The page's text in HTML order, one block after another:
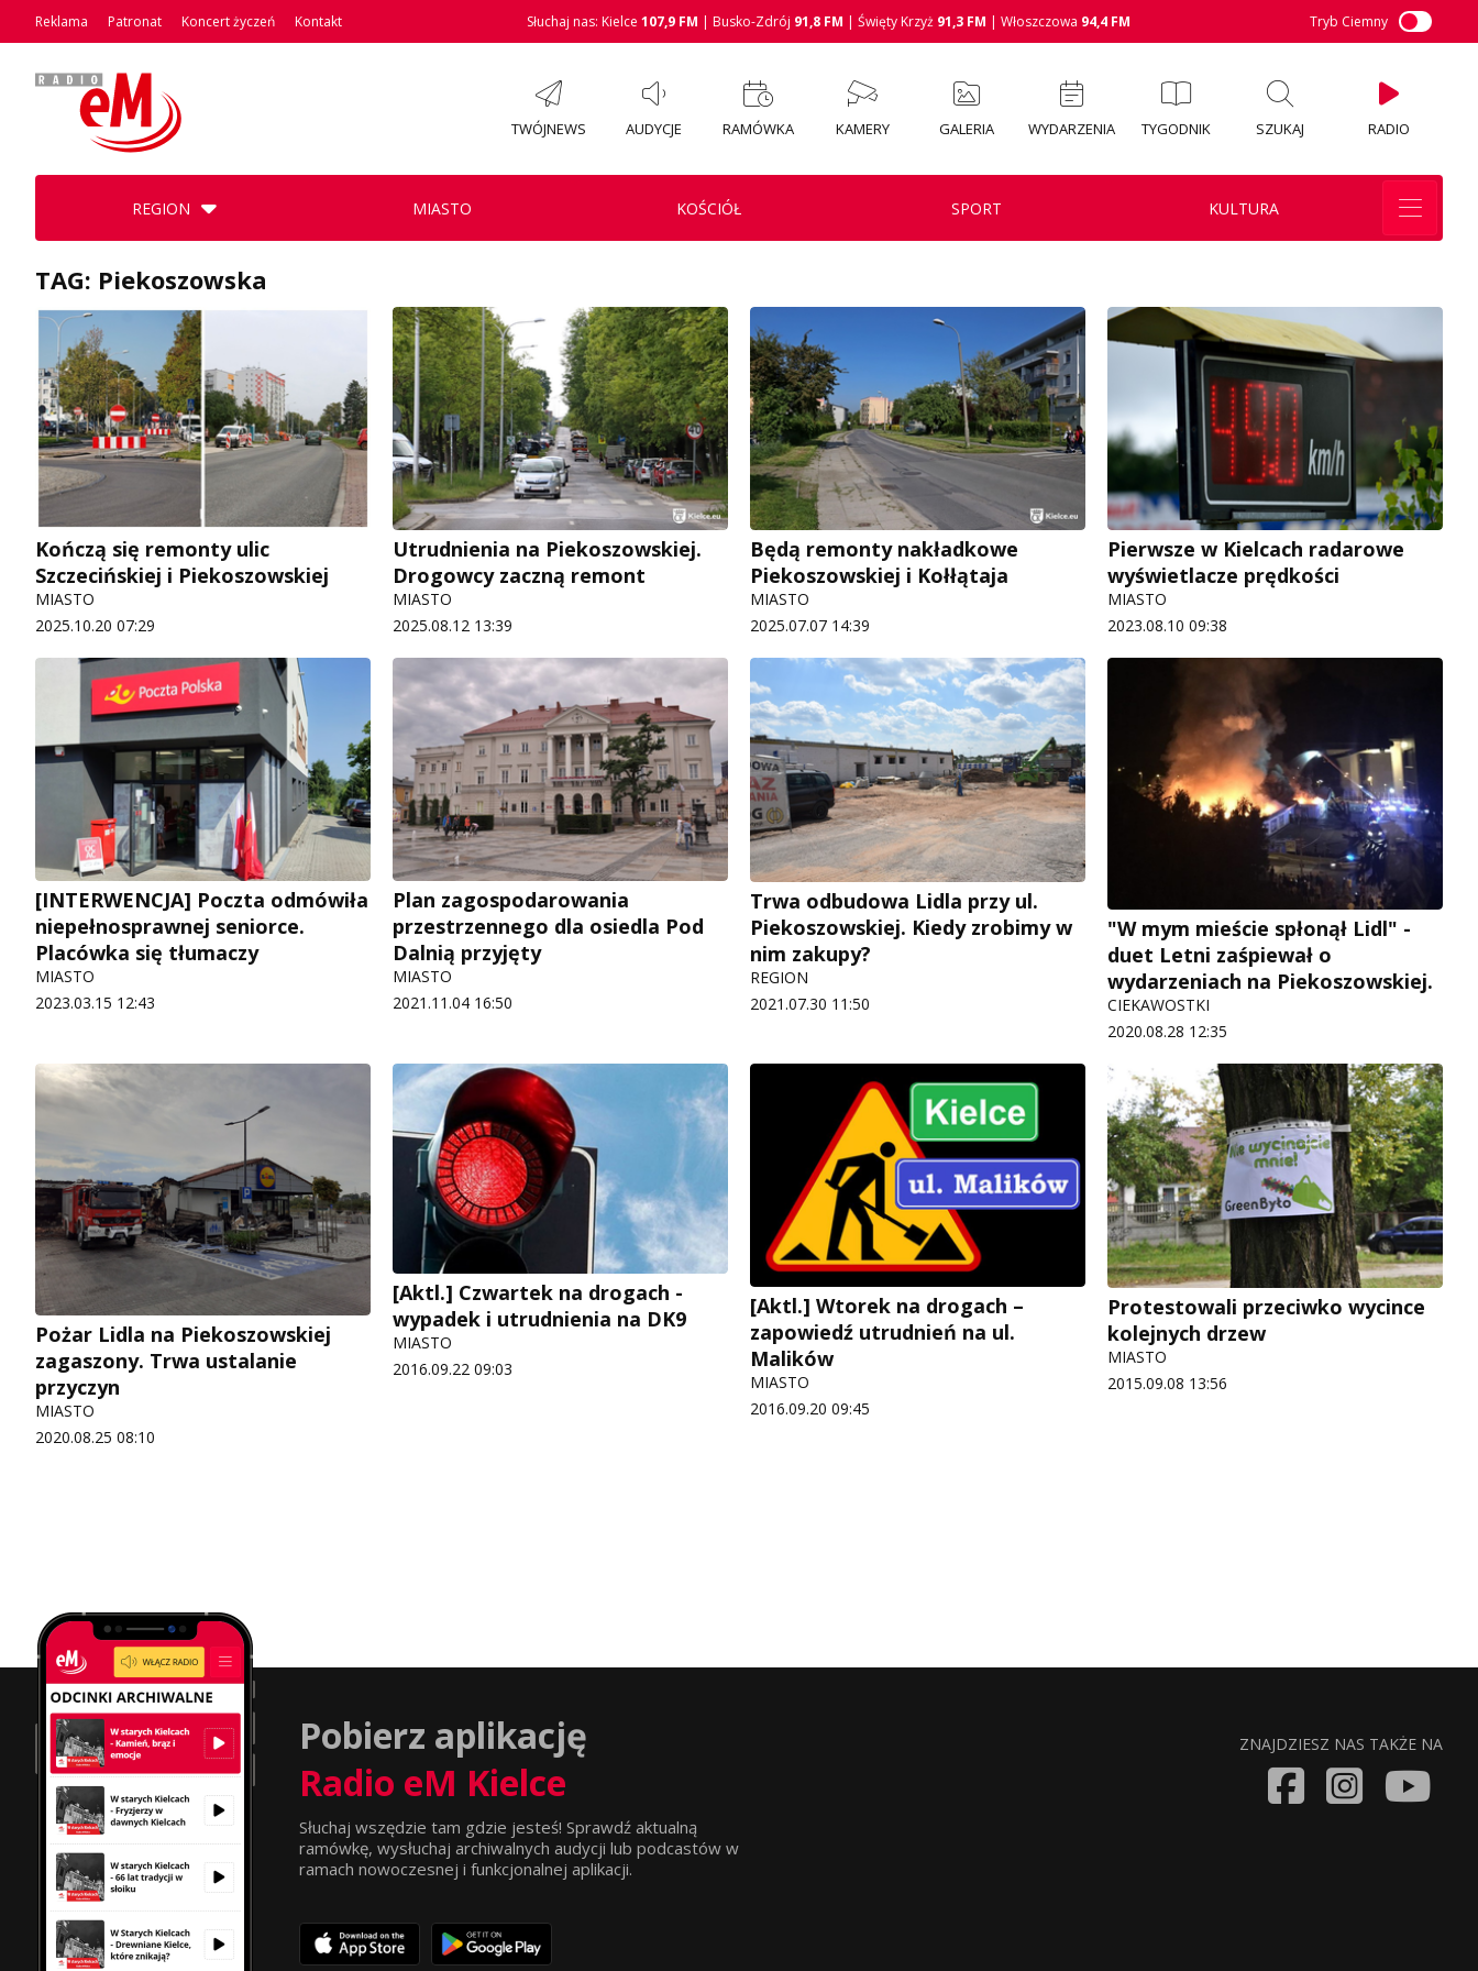
Reklama Patronat Koncert życzeń Kontakt Słuchaj nas: Kielce 107,9 FM | Busko-Zdrój 91,8 FM | Święty Krzyż 91,3 FM | Włoszczowa 94,4 FM Tryb Ciemny
TWÓJNEWS AUDYCJE RAMÓWKA KAMERY GALERIA WYDARZENIA TYGODNIK SZUKAJ RADIO
REGION MIASTO KOŚCIÓŁ SPORT KULTURA
TAG: Piekoszowska
Kończą się remonty ulic
Szczecińskiej i Piekoszowskiej
MIASTO
2025.10.20 07:29
Utrudnienia na Piekoszowskiej.
Drogowcy zaczną remont
MIASTO
2025.08.12 13:39
Będą remonty nakładkowe
Piekoszowskiej i Kołłątaja
MIASTO
2025.07.07 14:39
Pierwsze w Kielcach radarowe
wyświetlacze prędkości
MIASTO
2023.08.10 09:38
[INTERWENCJA] Poczta odmówiła
niepełnosprawnej seniorce.
Placówka się tłumaczy
MIASTO
2023.03.15 12:43
Plan zagospodarowania
przestrzennego dla osiedla Pod
Dalnią przyjęty
MIASTO
2021.11.04 16:50
Trwa odbudowa Lidla przy ul.
Piekoszowskiej. Kiedy zrobimy w
nim zakupy?
REGION
2021.07.30 11:50
"W mym mieście spłonął Lidl" -
duet Letni zaśpiewał o
wydarzeniach na Piekoszowskiej.
CIEKAWOSTKI
2020.08.28 12:35
Pożar Lidla na Piekoszowskiej
zagaszony. Trwa ustalanie
przyczyn
MIASTO
2020.08.25 08:10
[Aktl.] Czwartek na drogach -
wypadek i utrudnienia na DK9
MIASTO
2016.09.22 09:03
[Aktl.] Wtorek na drogach –
zapowiedź utrudnień na ul.
Malików
MIASTO
2016.09.20 09:45
Protestowali przeciwko wycince
kolejnych drzew
MIASTO
2015.09.08 13:56
Pobierz aplikację
Radio eM Kielce
Słuchaj wszędzie tam gdzie jesteś! Sprawdź aktualną
ramówkę, wysłuchaj archiwalnych audycji lub podcastów w
ramach nowoczesnej i funkcjonalnej aplikacji.
ZNAJDZIESZ NAS TAKŻE NA